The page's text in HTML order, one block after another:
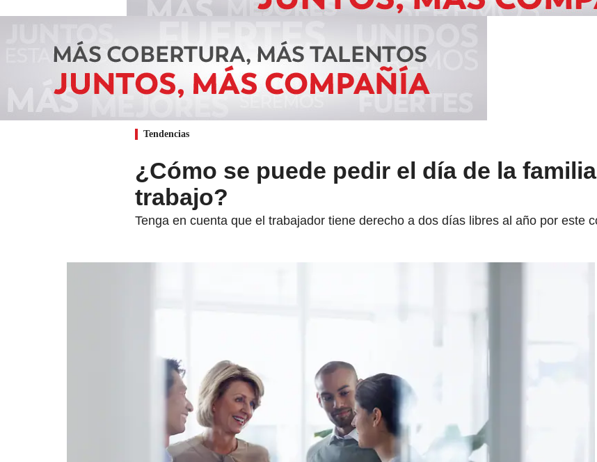
Tendencias
¿Cómo se puede pedir el día de la
trabajo?
Tenga en cuenta que el trabajador tiene derecho a dos días libres al año por este